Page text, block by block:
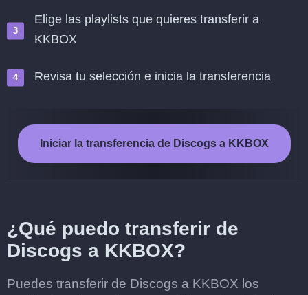
Elige las playlists que quieres transferir a
KKBOX
Revisa tu selección e inicia la transferencia
Iniciar la transferencia de Discogs a KKBOX
¿Qué puedo transferir de
Discogs a KKBOX?
Puedes transferir de Discogs a KKBOX los